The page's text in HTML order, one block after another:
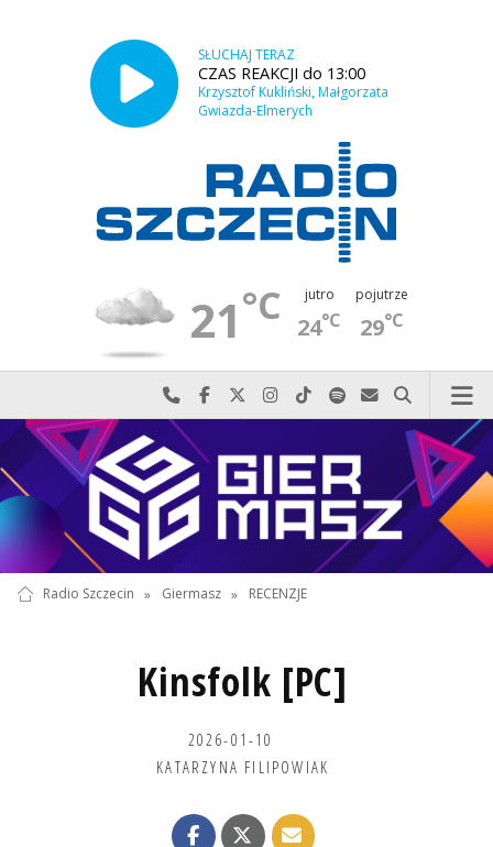
SŁUCHAJ TERAZ
CZAS REAKCJI do 13:00
Krzysztof Kukliński, Małgorzata
Gwiazda-Elmerych
21°C jutro
24°C
pojutrze
29°C
Najlepiej po prostu do nas zadzwoń
Odwiedź nas na Facebook-u
Odwiedź nas na X
Odwiedź nas na Instagram-ie
Odwiedź nas na TikTok-u
Szukaj nas na Spotify
Wyślij do nas
Szukaj
Radio Szczecin » Giermasz » RECENZJE
Kinsfolk [PC]
2026-01-10
KATARZYNA FILIPOWIAK